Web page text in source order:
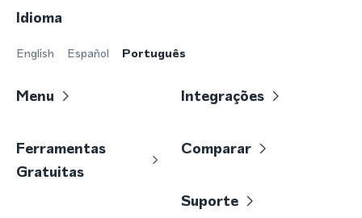
Idioma
English Español Português
Menu Integrações
Ferramentas
Gratuitas
Comparar
Suporte